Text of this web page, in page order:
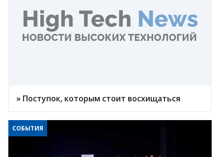
» Поступок, которым стоит восхищаться
СОБЫТИЯ